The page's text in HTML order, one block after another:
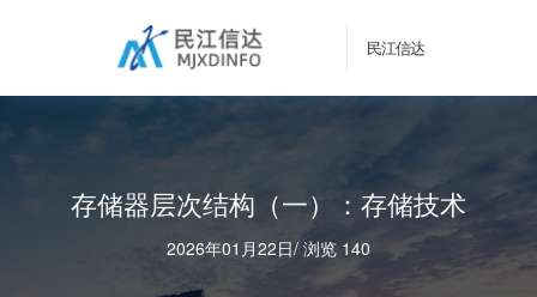
民江信达
存储器层次结构（一）：存储技术
2026年01月22日/ 浏览 140